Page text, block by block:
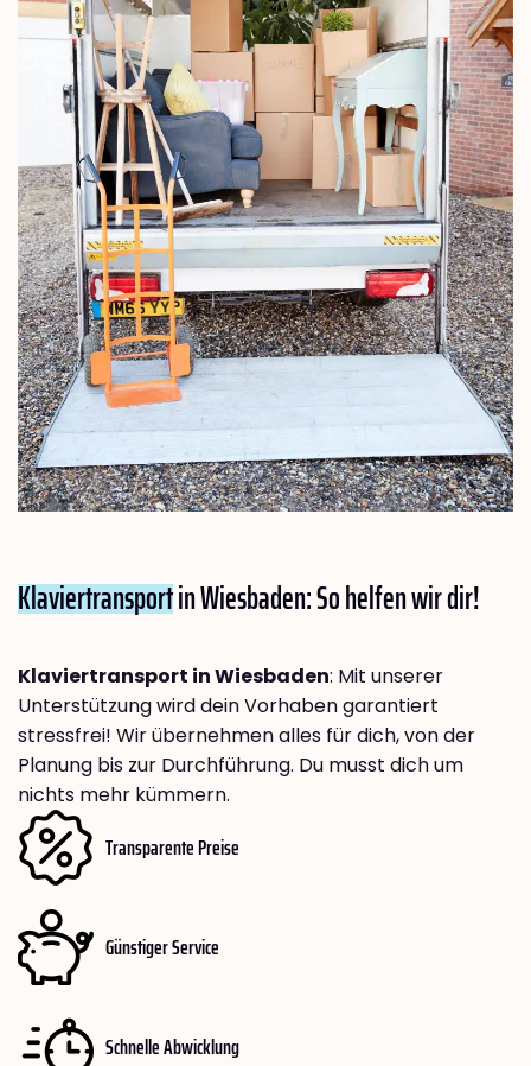
Klaviertransportin Wiesbaden: So helfen wir dir!
Klaviertransport in Wiesbaden: Mit unserer
Unterstützung wird dein Vorhaben garantiert
stressfrei! Wir übernehmen alles für dich, von der
Planung bis zur Durchführung. Du musst dich um
nichts mehr kümmern.
Transparente Preise
Günstiger Service
Schnelle Abwicklung